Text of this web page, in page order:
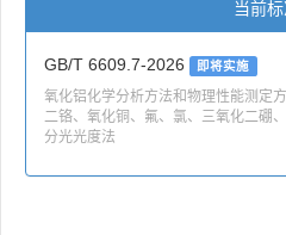
当前
GB/T 6609.7-2026 即将实施
氧化铝化学分析方法和物理性能测定
二铬、氧化铜、氟、氯、三氧化二硼
分光光度法